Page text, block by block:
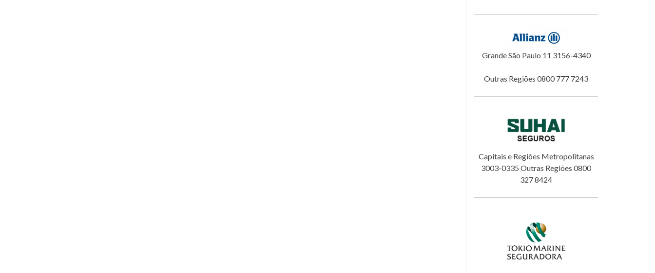
Grande São Paulo 11 3156-4340
Outras Regiões 0800 777 7243
Capitais e Regiões Metropolitanas
3003-0335 Outras Regiões 0800
327 8424